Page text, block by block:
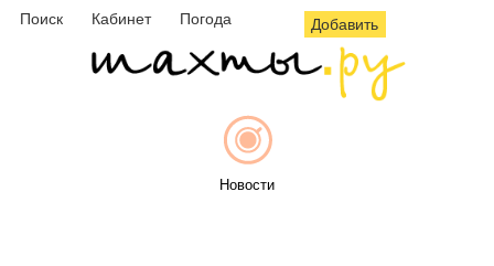
Поиск Кабинет Погода Добавить
Новости